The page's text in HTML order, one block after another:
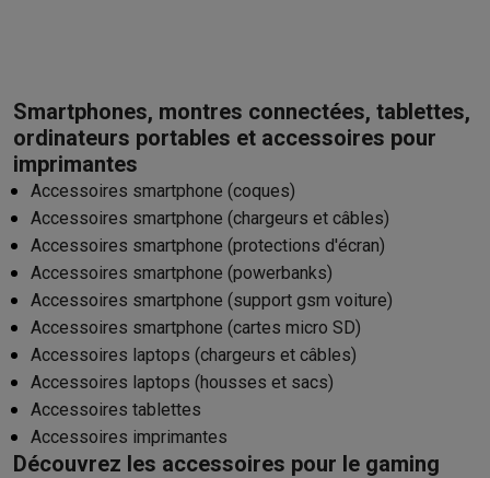
Smartphones, montres connectées, tablettes,
ordinateurs portables et accessoires pour
imprimantes
Accessoires smartphone (coques)
Accessoires smartphone (chargeurs et câbles)
Accessoires smartphone (protections d'écran)
Accessoires smartphone (powerbanks)
Accessoires smartphone (support gsm voiture)
Accessoires smartphone (cartes micro SD)
Accessoires laptops (chargeurs et câbles)
Accessoires laptops (housses et sacs)
Accessoires tablettes
Accessoires imprimantes
Découvrez les accessoires pour le gaming